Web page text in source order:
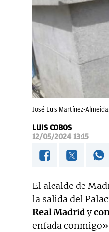
José Luis Martínez-
LUIS COBOS
12/05/2024 13:15
El alcalde de
la salida del
Real Madridy
enfada